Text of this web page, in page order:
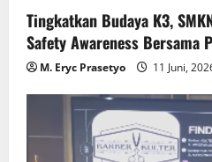
Tingkatkan Budaya K3,
Safety Awareness Bersama
M. Eryc Prasetyo 11 Juni,